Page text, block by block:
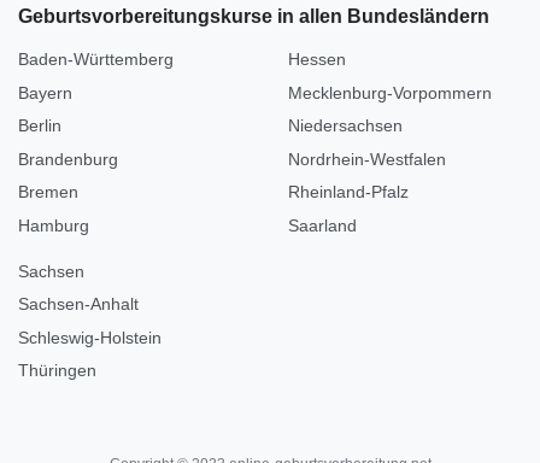
Geburtsvorbereitungskurse in allen Bundesländern
Baden-Württemberg
Bayern
Berlin
Brandenburg
Bremen
Hamburg
Hessen
Mecklenburg-Vorpommern
Niedersachsen
Nordrhein-Westfalen
Rheinland-Pfalz
Saarland
Sachsen
Sachsen-Anhalt
Schleswig-Holstein
Thüringen